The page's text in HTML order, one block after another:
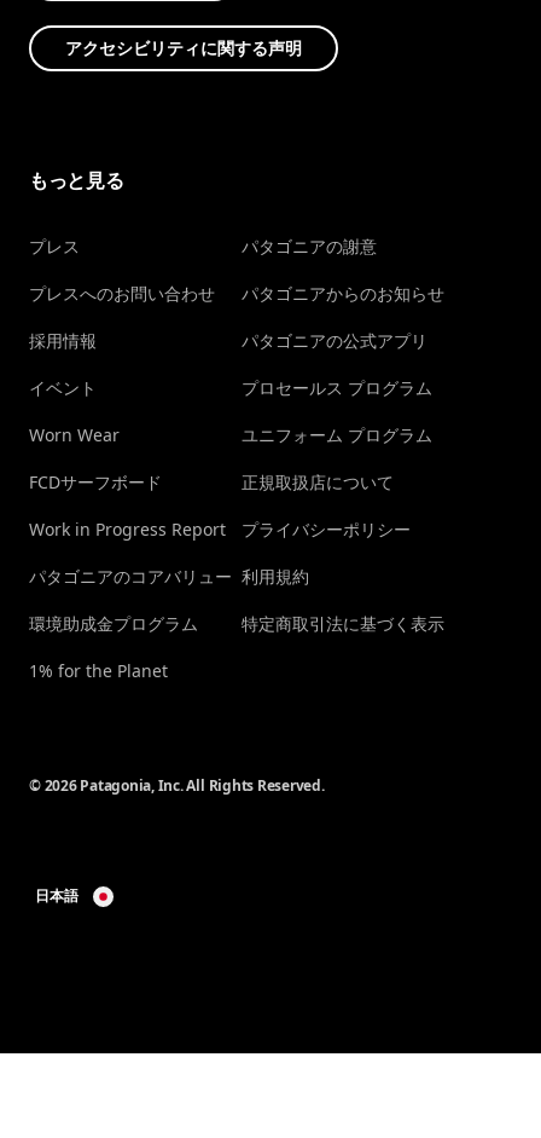
アクセシビリティに関する声明
もっと見る
プレス
プレスへのお問い合わせ
採用情報
イベント
Worn Wear
FCDサーフボード
Work in Progress Report
パタゴニアのコアバリュー
環境助成金プログラム
1% for the Planet
パタゴニアの謝意
パタゴニアからのお知らせ
パタゴニアの公式アプリ
プロセールス プログラム
ユニフォーム プログラム
正規取扱店について
プライバシーポリシー
利用規約
特定商取引法に基づく表示
© 2026 Patagonia, Inc. All Rights Reserved.
日本語